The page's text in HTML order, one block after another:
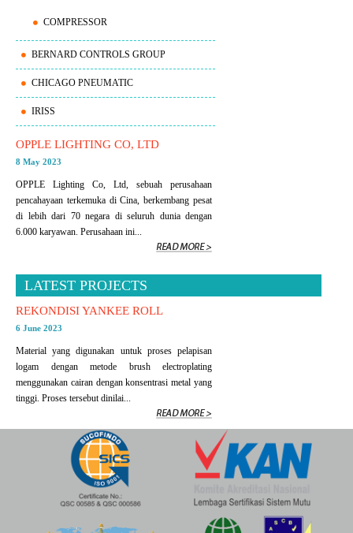
COMPRESSOR
BERNARD CONTROLS GROUP
CHICAGO PNEUMATIC
IRISS
OPPLE LIGHTING CO, LTD
8 May 2023
OPPLE Lighting Co, Ltd, sebuah perusahaan
pencahayaan terkemuka di Cina, berkembang pesat
di lebih dari 70 negara di seluruh dunia dengan
6.000 karyawan. Perusahaan ini...
LATEST PROJECTS
REKONDISI YANKEE ROLL
6 June 2023
Material yang digunakan untuk proses pelapisan
logam dengan metode brush electroplating
menggunakan cairan dengan konsentrasi metal yang
tinggi. Proses tersebut dinilai...